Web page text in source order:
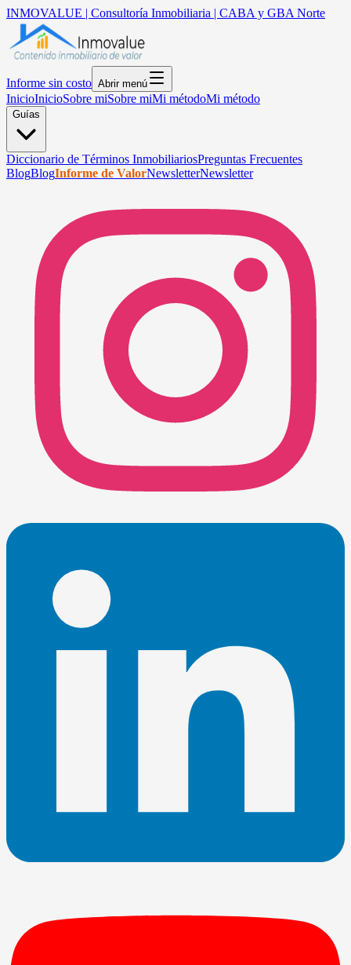
INMOVALUE | Consultoría Inmobiliaria | CABA y GBA Norte
Informe sin costo Abrir menú
InicioInicioSobre miSobre miMi métodoMi método
Guías
Diccionario de Términos InmobiliariosPreguntas Frecuentes
BlogBlogInforme de ValorNewsletterNewsletter